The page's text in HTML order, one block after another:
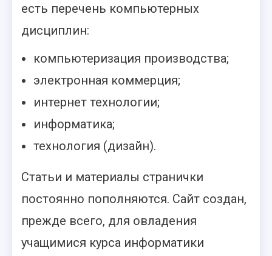
есть перечень компьютерных
дисциплин:
компьютеризация производства;
электронная коммерция;
интернет технологии;
информатика;
технология (дизайн).
Статьи и материалы странички
постоянно пополняются. Сайт создан,
прежде всего, для овладения
учащимися курса информатики